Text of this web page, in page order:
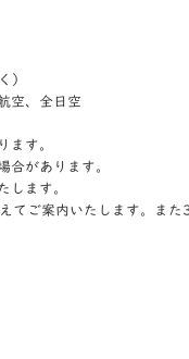
）
空、全日空
ます。
合があります。
します。
ご案内いたします。また